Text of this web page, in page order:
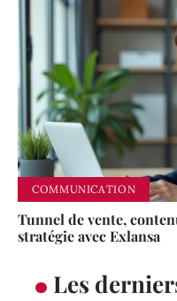
COMMUNICATION
Tunnel de vente,
stratégie avec Exlansa
Les